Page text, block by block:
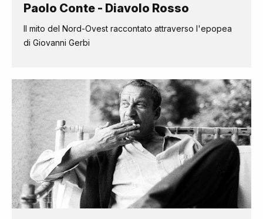
Paolo Conte - Diavolo Rosso
Il mito del Nord-Ovest raccontato attraverso l'epopea
di Giovanni Gerbi